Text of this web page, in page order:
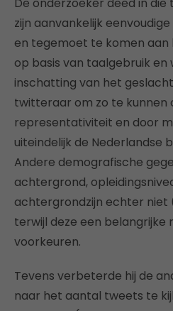
zijn aanvankelijk
en tegemoet te komen aan
op basis van taalgebruik
inschatting van het
twitteraar om zo te kunnen
representativiteit en door
uiteindelijk de Nederlandse
Andere demografische
achtergrond,
achtergrondzijn echter
terwijl deze een belangrijke
voorkeuren.
Tevens verbeterde hij de
naar het aantal tweets te